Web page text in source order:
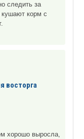
следить за
кушают корм с
восторга
хорошо выросла,